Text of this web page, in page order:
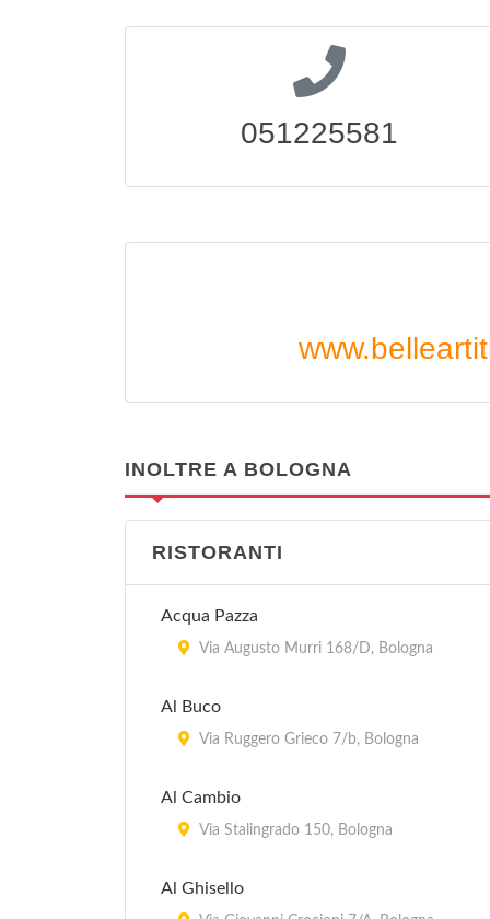
051225581
INOLTRE A BOLOGNA
RISTORANTI
Acqua Pazza
Via Augusto Murri 168/D, Bologna
Al Buco
Via Ruggero Grieco 7/b, Bologna
Al Cambio
Via Stalingrado 150, Bologna
Al Ghisello